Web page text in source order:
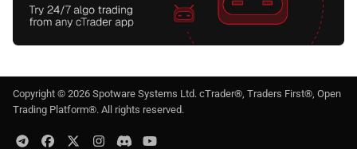
Copyright © 2026 Spotware Systems Ltd. cTrader®, Traders First®, Open
Trading Platform®. All rights reserved.